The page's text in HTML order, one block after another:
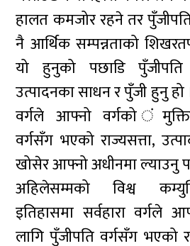
हालत कमजोर रहने तर
नै आर्थिक सम्पन्नताको
यो हुनुको पछाडि पुँजीपति
उत्पादनका साधन र पुँजी हुनु हो
वर्गले आफ्नो वर्गको
वर्गसँग भएको राज्यसत्ता,
खोसेर आफ्नो अधीनमा ल्याउनु
अहिलेसम्मको विश्व
इतिहासमा सर्वहारा वर्गले
लागि पुँजीपति वर्गसँग भएको